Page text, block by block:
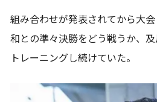
組み合わせが発表されてから大
和との準々決勝をどう戦うか、
トレーニングし続けていた。